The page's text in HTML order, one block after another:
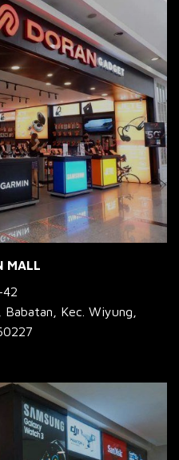
MALL
42
Babatan, Kec. Wiyung,